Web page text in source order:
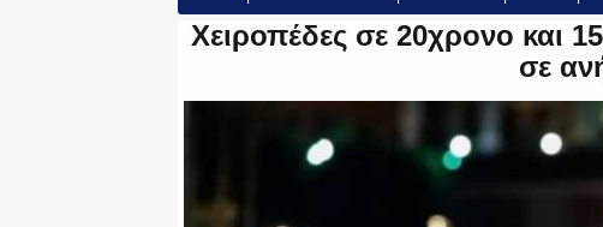
Χειροπέδες σε 20χρονο και
σε